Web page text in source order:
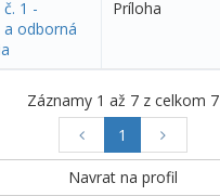
1 -
a odborná
Príloha
Záznamy 1 až 7 z celkom 7
1